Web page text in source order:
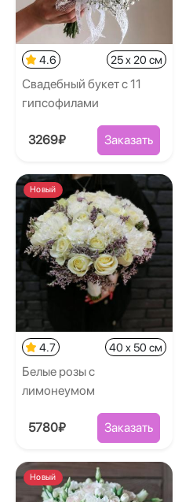
4.6 25 x 20 см
Свадебный букет с 11
гипсофилами
3269₽ Заказать
Новый
4.7 40 x 50 см
Белые розы с
лимонеумом
5780₽ Заказать
Новый